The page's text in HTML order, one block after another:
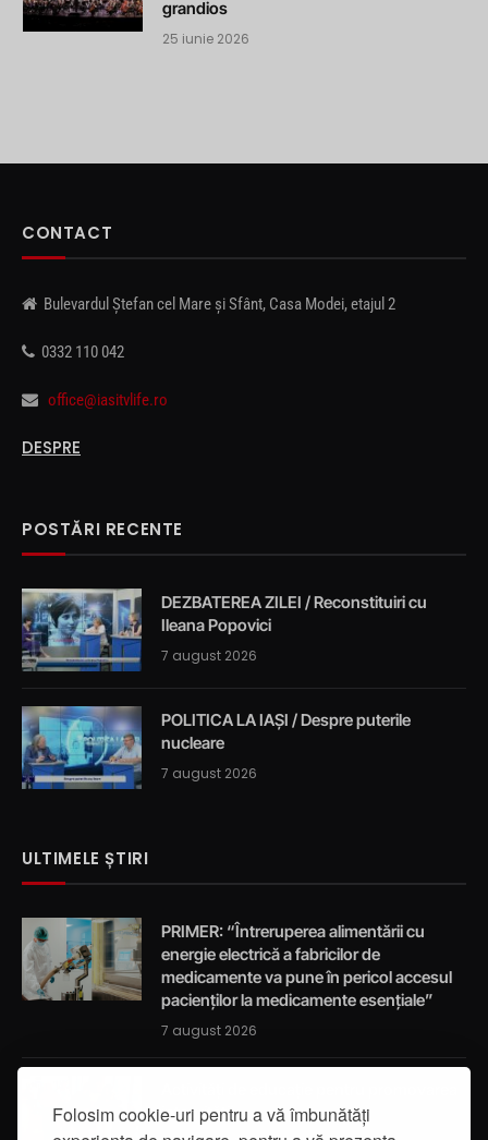
Folosim cookie-uri pentru a vă îmbunătăți
grandios
25 iunie 2026
CONTACT
Bulevardul Ștefan cel Mare și Sfânt, Casa Modei, etajul 2
0332 110 042
office@iasitvlife.ro
DESPRE
POSTĂRI RECENTE
DEZBATEREA ZILEI / Reconstituiri cu
Ileana Popovici
7 august 2026
POLITICA LA IAȘI / Despre puterile
nucleare
7 august 2026
ULTIMELE ȘTIRI
PRIMER: “Întreruperea alimentării cu
energie electrică a fabricilor de
medicamente va pune în pericol accesul
pacienților la medicamente esențiale”
7 august 2026
integrității